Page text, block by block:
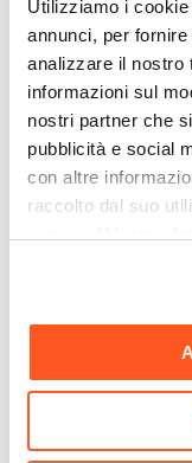
Utilizziamo i
annunci, per
analizzare il nostro
informazioni sul
nostri partner che
pubblicità e social
con altre
raccolto dal suo
momento. Per